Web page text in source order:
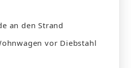
an den Strand
vor Diebstahl